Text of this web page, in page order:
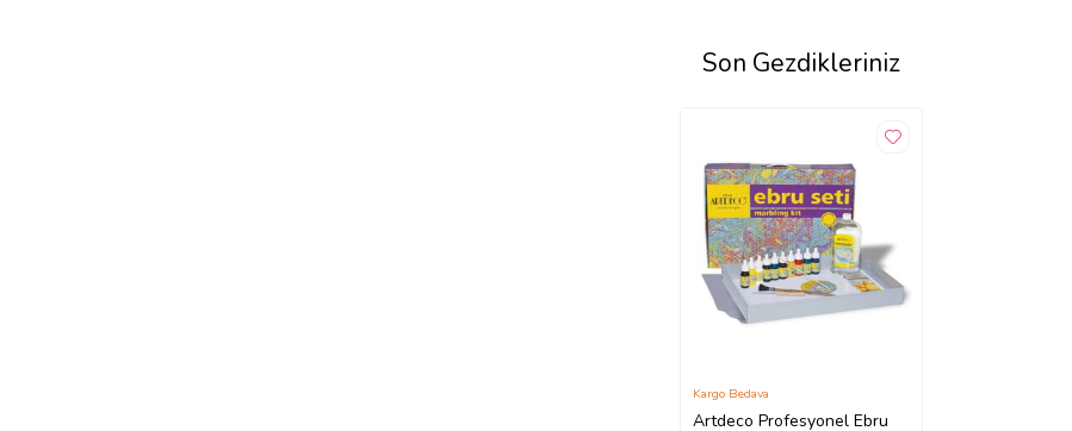
Son Gezdikleriniz
Artdeco Profesyonel Ebru
Kargo Bedava